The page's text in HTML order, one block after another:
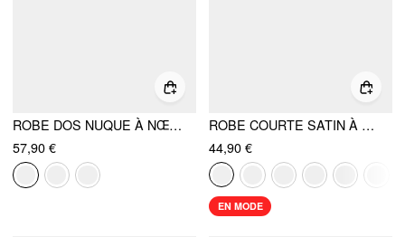
ROBE DOS NUQUE À NŒUD PAPILLON PERLÉ
57,90 €
ROBE COURTE SATIN À ENCOLURE HALTÈRE, DOS NU, NŒUD, COUPE A
44,90 €
EN MODE